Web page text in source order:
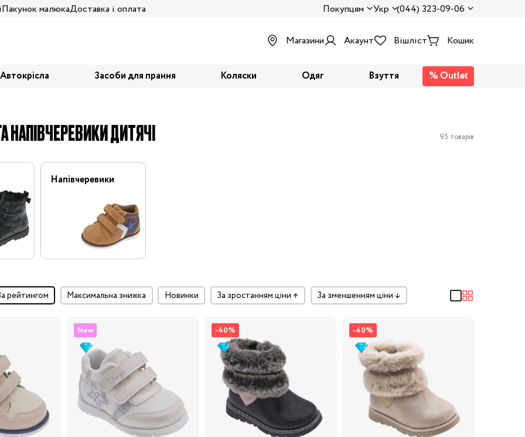
Пакунок малюкаДоставка і оплата Покупцям Укр (044) 323-09-06
Магазини Акаунт Вішліст Кошик
Автокрісла Засоби для прання Коляски Одяг Взуття
% Outlet
НАПІВЧЕРЕВИКИ ДИТЯЧІ 95 товарів
Напівчеревики
за рейтингом максимальна знижка Новинки за зростанням ціни ↑ за зменшенням ціни ↓
New -40% -40%